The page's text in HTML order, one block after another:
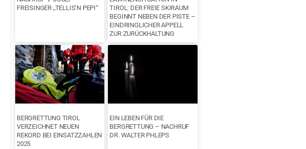
FREISINGER „TELLIS’N PEPI“
TIROL: DER FREIE SKIRAUM
BEGINNT NEBEN DER PISTE –
EINDRINGLICHER APPELL
ZUR ZURÜCKHALTUNG
BERGRETTUNG TIROL
VERZEICHNET NEUEN
REKORD BEI EINSATZZAHLEN
2025
EIN LEBEN FÜR DIE
BERGRETTUNG – NACHRUF
DR. WALTER PHLEPS